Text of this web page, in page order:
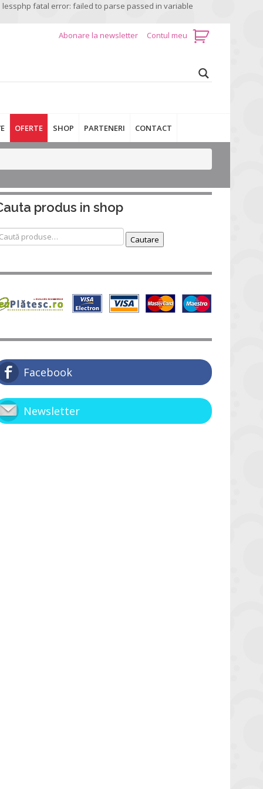
lessphp fatal error: failed to parse passed in variable
Abonare la newsletter Contul meu
OFERTE SHOP PARTENERI CONTACT
produs in shop
Cautare
Facebook
Newsletter